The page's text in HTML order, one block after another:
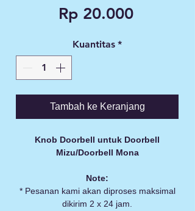
Rp 20.000Harga
Kuantitas *
Tambah ke Keranjang
Knob Doorbell untuk Doorbell
Mizu/Doorbell Mona
Note:
* Pesanan kami akan diproses maksimal
dikirim 2 x 24 jam.